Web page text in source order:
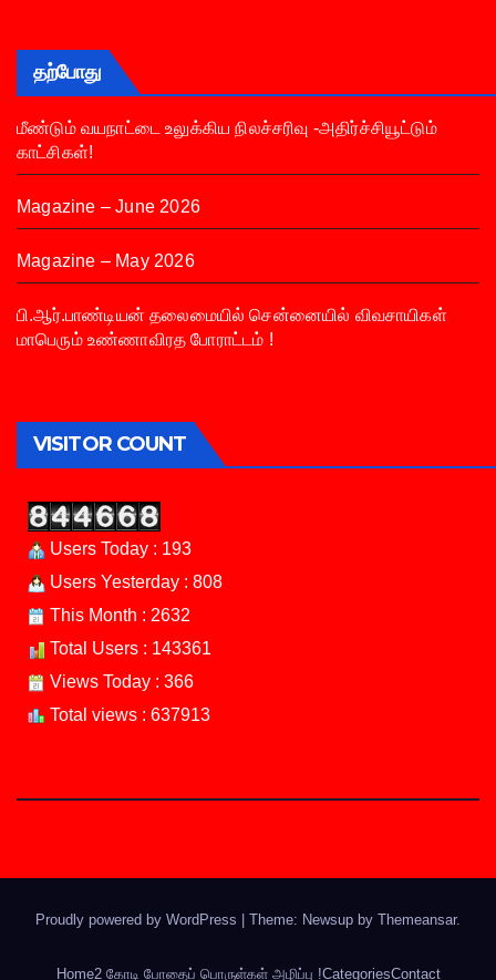
தற்போது
மீண்டும் வயநாட்டை உலுக்கிய நிலச்சரிவு -அதிர்ச்சியூட்டும்
காட்சிகள்!
Magazine – June 2026
Magazine – May 2026
பி.ஆர்.பாண்டியன் தலைமையில் சென்னையில் விவசாயிகள்
மாபெரும் உண்ணாவிரத போராட்டம் !
VISITOR COUNT
Users Today : 193
Users Yesterday : 808
This Month : 2632
Total Users : 143361
Views Today : 366
Total views : 637913
Proudly powered by WordPress Theme: Newsup by Themeansar.
Home2 கோடி போதைப் பொருள்கள் அழிப்பு !CategoriesContact